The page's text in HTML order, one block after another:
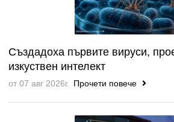
Създадоха първите вируси,
изкуствен интелект
от 07 авг 2026г. Прочети повече